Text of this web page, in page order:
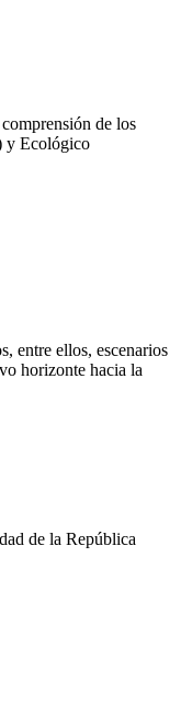
de los
y Ecológico
entre ellos, escenarios
horizonte hacia la
de la República